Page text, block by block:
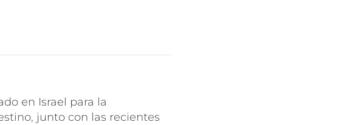
en Israel para la
junto con las recientes